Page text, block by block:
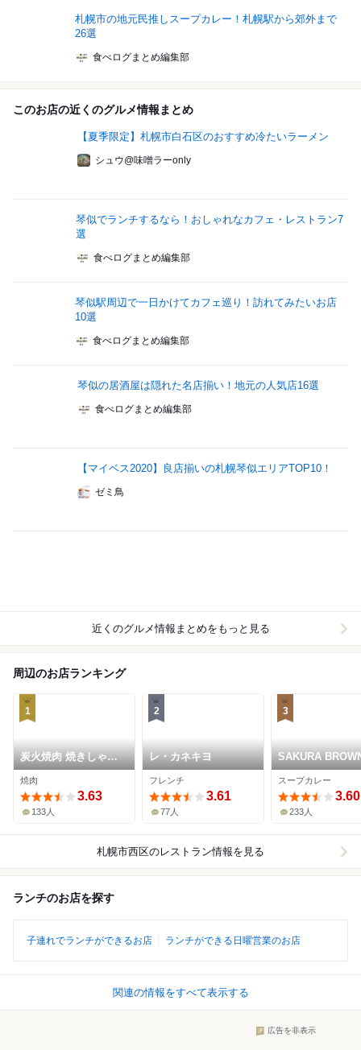
札幌市の地元民推しスープカレー！札幌駅から郊外まで
26選
食べログまとめ編集部
このお店の近くのグルメ情報まとめ
【夏季限定】札幌市白石区のおすすめ冷たいラーメン
シュウ@味噌ラーonly
琴似でランチするなら！おしゃれなカフェ・レストラン7
選
食べログまとめ編集部
琴似駅周辺で一日かけてカフェ巡り！訪れてみたいお店
10選
食べログまとめ編集部
琴似の居酒屋は隠れた名店揃い！地元の人気店16選
食べログまとめ編集部
【マイベス2020】良店揃いの札幌琴似エリアTOP10！
ゼミ鳥
近くのグルメ情報まとめをもっと見る
周辺のお店ランキング
1
炭火焼肉 焼きしゃぶ
にく式 琴似店
焼肉
3.63
133人
2
レ・カネキヨ
フレンチ
3.61
77人
3
SAKURA
スープカレー
3.60
233人
札幌市西区のレストラン情報を見る
ランチのお店を探す
子連れでランチができるお店 ランチができる日曜営業のお店
関連の情報をすべて表示する
広告を非表示